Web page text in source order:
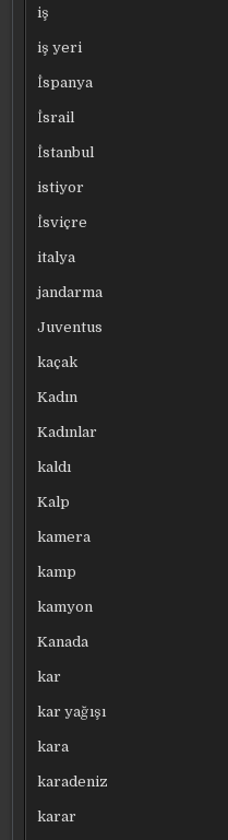
iş
iş yeri
İspanya
İsrail
İstanbul
istiyor
İsviçre
italya
jandarma
Juventus
kaçak
Kadın
Kadınlar
kaldı
Kalp
kamera
kamp
kamyon
Kanada
kar
kar yağışı
kara
karadeniz
karar